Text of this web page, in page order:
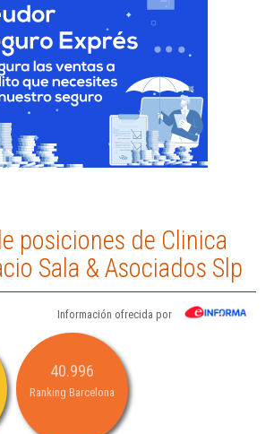
posiciones de Clinica
Sala & Asociados Slp
Información ofrecida por
40.996
Ranking Barcelona